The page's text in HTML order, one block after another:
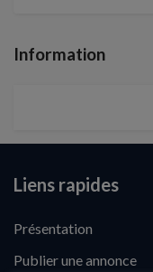
Information
Liens rapides
Présentation
Publier une annonce